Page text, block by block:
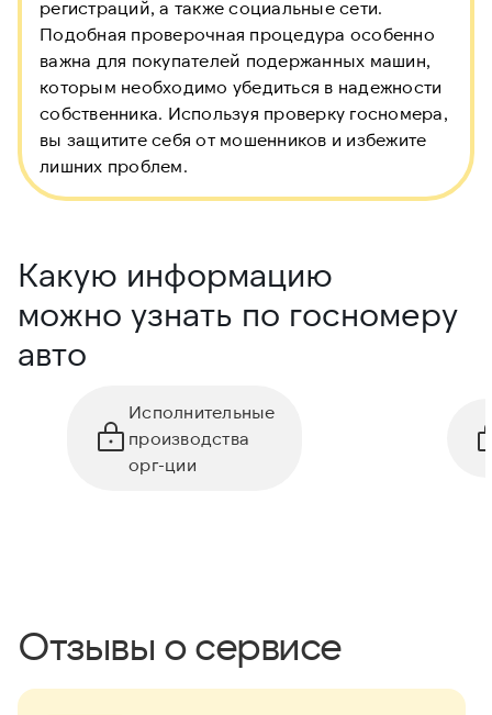
регистраций, а также социальные сети.
Подобная проверочная процедура особенно
важна для покупателей подержанных машин,
которым необходимо убедиться в надежности
собственника. Используя проверку госномера,
вы защитите себя от мошенников и избежите
лишних проблем.
Какую информацию
можно узнать по госномеру
авто
Исполнительные
производства
орг-ции
Отзывы о сервисе